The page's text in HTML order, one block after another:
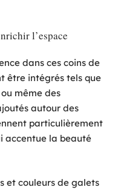
l’espace
dans ces coins de
être intégrés tels que
même des
autour des
particulièrement
accentue la beauté
et couleurs de galets